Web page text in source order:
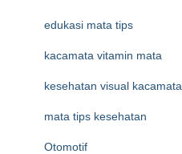
edukasi mata tips
kacamata vitamin mata
kesehatan visual kacamata
mata tips kesehatan
Otomotif